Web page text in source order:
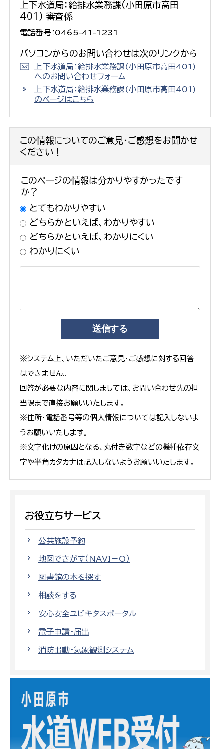
上下水道局：給排水業務課(小田原市高田
401) 審査係
電話番号：0465-41-1231
パソコンからのお問い合わせは次のリンクから
上下水道局：給排水業務課(小田原市高田401)
へのお問い合わせフォーム
上下水道局：給排水業務課(小田原市高田401)
のページはこちら
この情報についてのご意見・ご感想をお聞かせ
ください！
このページの情報は分かりやすかったです
か？
とてもわかりやすい
どちらかといえば、わかりやすい
どちらかといえば、わかりにくい
わかりにくい
※システム上、いただいたご意見・ご感想に対する回答
はできません。
回答が必要な内容に関しましては、お問い合わせ先の担
当課まで直接お願いいたします。
※住所・電話番号等の個人情報については記入しないよ
うお願いいたします。
※文字化けの原因となる、丸付き数字などの機種依存文
字や半角カタカナは記入しないようお願いいたします。
お役立ちサービス
公共施設予約
地図でさがす（NAVI－O）
図書館の本を探す
相談をする
安心安全ユビキタスポータル
電子申請・届出
消防出動・気象観測システム